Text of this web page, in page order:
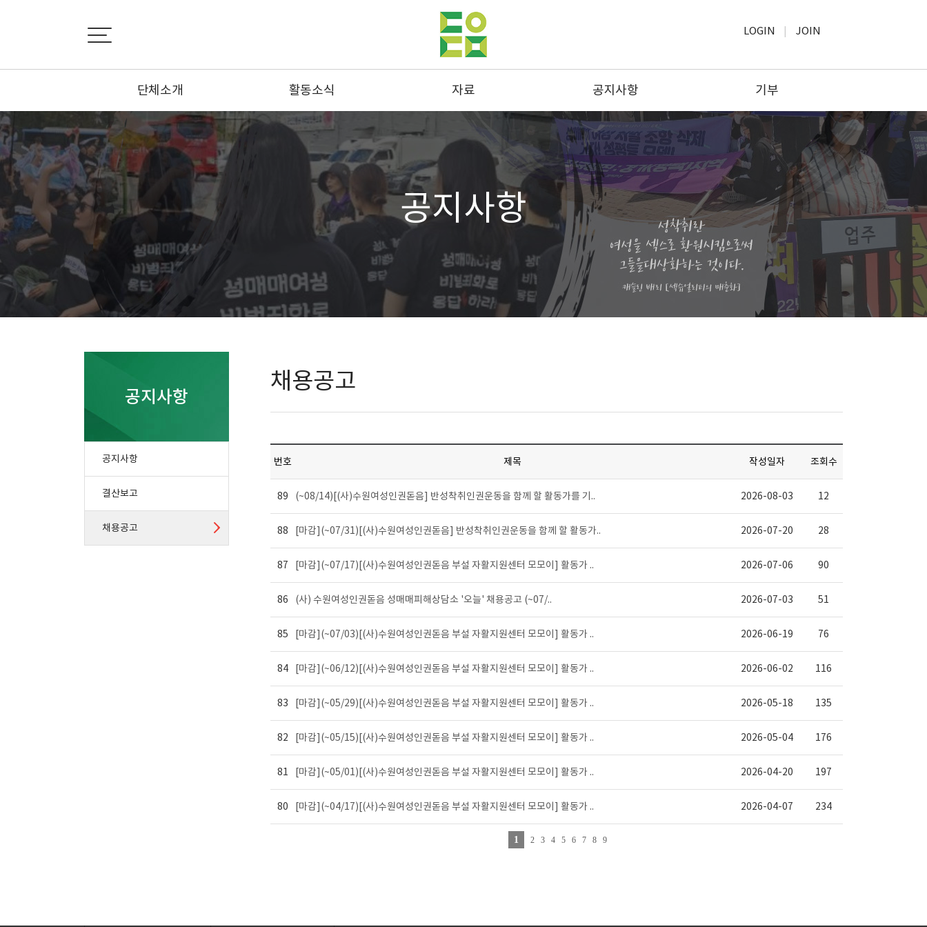
LOGIN JOIN
단체소개
설립취지서
비전선언문
오시는 길
활동소식
활동사진
뉴스레터
카드뉴스
기사스크랩
자료
성명 및 연명
공지사항
공지사항
결산보고
채용공고
기부
모금윤리
기부하기
공지사항
공지사항
공지사항
결산보고
채용공고
채용공고
번호 제목 작성일자 조회수
89 (~08/14)[(사)수원여성인권돋음] 반성착취인권운동을 함께 할 활동가를 기.. 2026-08-03 12
88 [마감](~07/31)[(사)수원여성인권돋음] 반성착취인권운동을 함께 할 활동가.. 2026-07-20 28
87 [마감](~07/17)[(사)수원여성인권돋음 부설 자활지원센터 모모이] 활동가 .. 2026-07-06 90
86 (사) 수원여성인권돋음 성매매피해상담소 '오늘' 채용공고 (~07/.. 2026-07-03 51
85 [마감](~07/03)[(사)수원여성인권돋음 부설 자활지원센터 모모이] 활동가 .. 2026-06-19 76
84 [마감](~06/12)[(사)수원여성인권돋음 부설 자활지원센터 모모이] 활동가 .. 2026-06-02 116
83 [마감](~05/29)[(사)수원여성인권돋음 부설 자활지원센터 모모이] 활동가 .. 2026-05-18 135
82 [마감](~05/15)[(사)수원여성인권돋음 부설 자활지원센터 모모이] 활동가 .. 2026-05-04 176
81 [마감](~05/01)[(사)수원여성인권돋음 부설 자활지원센터 모모이] 활동가 .. 2026-04-20 197
80 [마감](~04/17)[(사)수원여성인권돋음 부설 자활지원센터 모모이] 활동가 .. 2026-04-07 234
1 2 3 4 5 6 7 8 9